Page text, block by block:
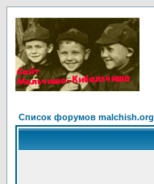
Список форумов malchish.org